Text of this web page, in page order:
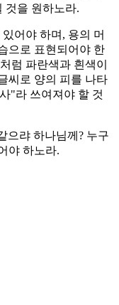
것을 원하노라.
어야 하며, 용의 머
으로 표현되어야 한
럼 파란색과 흰색이
씨로 양의 피를 나타
"라 쓰여져야 할 것
으랴 하나님께? 누구
야 하노라.